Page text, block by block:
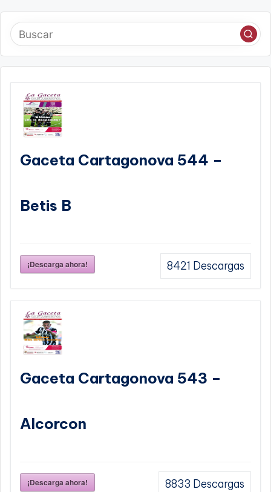
Gaceta Cartagonova 544 –
Betis B
¡Descarga ahora! 8421 Descargas
Gaceta Cartagonova 543 –
Alcorcon
¡Descarga ahora! 8833 Descargas